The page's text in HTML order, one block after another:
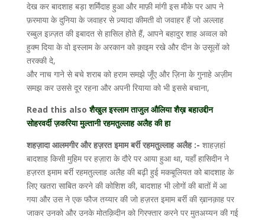
देख कर बादशाह बड़ा शर्मिंदाह हुआ और माफ़ी मांगी इस मौके पर आप ने
फ़रमाया के दुनिया के जवाहर से ज़्यादा कीमती वो जवाहर हैं जो अल्लाह
रब्बुल इज़्ज़त की इबादत से हासिल होते हैं, आपने बहादुर शाह अव्वल को
हुक्म दिया के वो इस्लाम के अरकान को क़ाइम रखे और दीन के उसूलों को
तरक्की दे,
और नाच गाने से बचे शराब को हराम समझे जूँए और ज़िना के गुनाहे अज़ीम
समझ कर उससे दूर रहना और अपनी रियाया को भी इससे बचाना,
Read this also शैखुल इस्लाम ताजुल औलिया शैख़ बहाउद्दीन
सोहरवर्दी ज़करिया मुल्तानी रहमतुल्लाह अलैह की हा
शहज़ादा आलमगीर और हज़रत इमाम बर्री रहमतुल्लाह अलैह :- शाहज़हां
बादशाह किसी मुहिम पर हज़ारा के दौरे पर आया हुआ था, यहाँ हासिदीन ने
हज़रत इमाम बर्री रहमतुल्लाह अलैह की बढ़ी हुई मकबूलियत को बादशाह के
लिए खतरा साबित करने की कोशिश की, बादशाह भी लोगों की बातों में आ
गया और उस ने एक फौज तय्यार की जो हज़रत इमाम बर्री की ख़ानक़ाह पर
जाकर उनको और उनके मोतक़िदीन को गिरफ्तार करने पर मुतअय्यन की गई